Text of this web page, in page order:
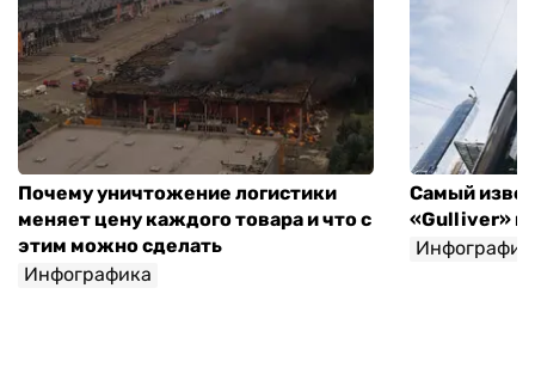
Почему уничтожение логистики
меняет цену каждого товара и что с
этим можно сделать
Инфографика
Самый
«Gulliver»